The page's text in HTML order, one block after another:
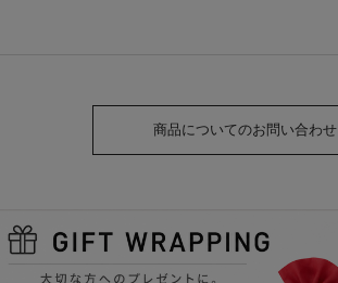
商品についてのお問い合わせ